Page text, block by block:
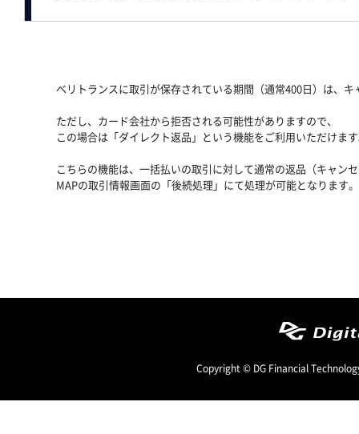
ベリトランスに取引が保存されている期間（通常400日）は、
ただし、カード会社から拒否される可能性がありますので、
この場合は「 ダイレクト返品 」という機能をご利用いただけま
こちらの機能は、一括払いの取引に対して通常の返品（キャン
MAPの取引情報画面の「後続処理」にて処理が可能となります。
Copyright © DG Financial